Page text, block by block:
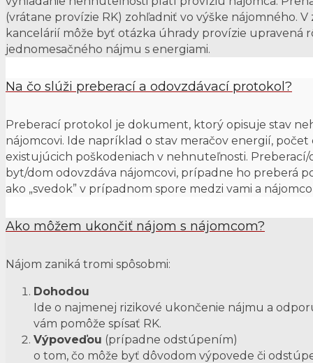
(vrátane provízie RK) zohľadniť vo výške nájomného.
kancelárií môže byť otázka úhrady provízie upravená
jednomesačného nájmu s energiami.
Na čo slúži preberací a odovzdávací protokol?
Preberací protokol je dokument, ktorý opisuje stav
nájomcovi. Ide napríklad o stav meračov energií,
existujúcich poškodeniach v nehnuteľnosti.
byt/dom odovzdáva nájomcovi, prípadne ho preberá
ako „svedok” v prípadnom spore medzi vami a
Ako môžem ukončiť nájom s nájomcom?
Nájom zaniká tromi spôsobmi:
Dohodou
Ide o najmenej rizikové ukončenie nájmu a
vám pomôže spísať RK.
Výpoveďou (prípadne odstúpením)
o tom, čo môže byť dôvodom výpovede či